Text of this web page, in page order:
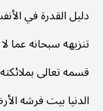
دليل القدرة في
تنزيهه سبحانه عما
قسمه تعالى
الدنيا بيت فرشه
الأزمات ، من
ولما ارتاح